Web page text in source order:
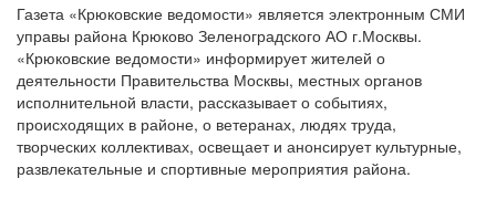
Газета «Крюковские ведомости» является электронным СМИ
управы района Крюково Зеленоградского АО г.Москвы.
«Крюковские ведомости» информирует жителей о
деятельности Правительства Москвы, местных органов
исполнительной власти, рассказывает о событиях,
происходящих в районе, о ветеранах, людях труда,
творческих коллективах, освещает и анонсирует культурные,
развлекательные и спортивные мероприятия района.